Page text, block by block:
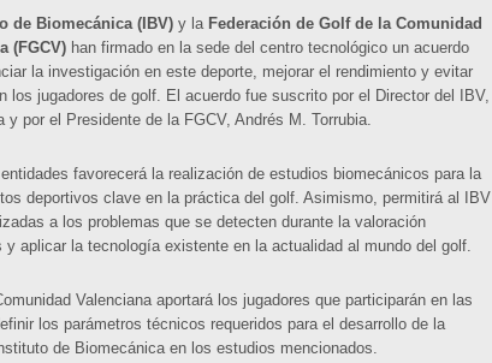
de Biomecánica (IBV) y la Federación de Golf de la Comunidad
(FGCV) han firmado en la sede del centro tecnológico un acuerdo
la investigación en este deporte, mejorar el rendimiento y evitar
los jugadores de golf. El acuerdo fue suscrito por el Director del IBV,
y por el Presidente de la FGCV, Andrés M. Torrubia.
favorecerá la realización de estudios biomecánicos para la
deportivos clave en la práctica del golf. Asimismo, permitirá al IBV
a los problemas que se detecten durante la valoración
y aplicar la tecnología existente en la actualidad al mundo del golf.
Valenciana aportará los jugadores que participarán en las
los parámetros técnicos requeridos para el desarrollo de la
de Biomecánica en los estudios mencionados.